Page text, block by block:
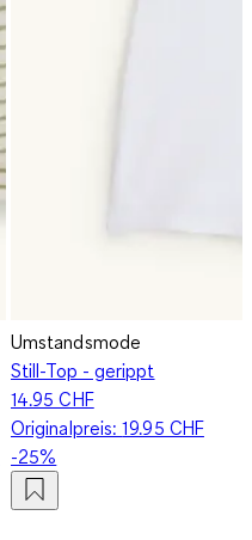
Umstandsmode
Still-Top - gerippt
14.95 CHF
Originalpreis:19.95 CHF
-25%